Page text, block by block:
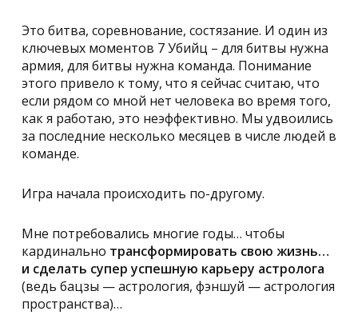
Это битва, соревнование, состязание. И один из
ключевых моментов 7 Убийц – для битвы нужна
армия, для битвы нужна команда. Понимание
этого привело к тому, что я сейчас считаю, что
если рядом со мной нет человека во время того,
как я работаю, это неэффективно. Мы удвоились
за последние несколько месяцев в числе людей в
команде.
Игра начала происходить по-другому.
Мне потребовались многие годы… чтобы
кардинально трансформировать свою жизнь…
и сделать супер успешную карьеру астролога
(ведь бацзы — астрология, фэншуй — астрология
пространства)…